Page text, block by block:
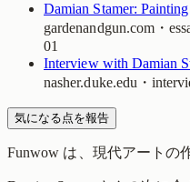
Damian Stamer: Painting
gardenandgun.com ・
01
Interview with Damian
nasher.duke.edu ・
気になる点を報告
Funwow は、現代アートの